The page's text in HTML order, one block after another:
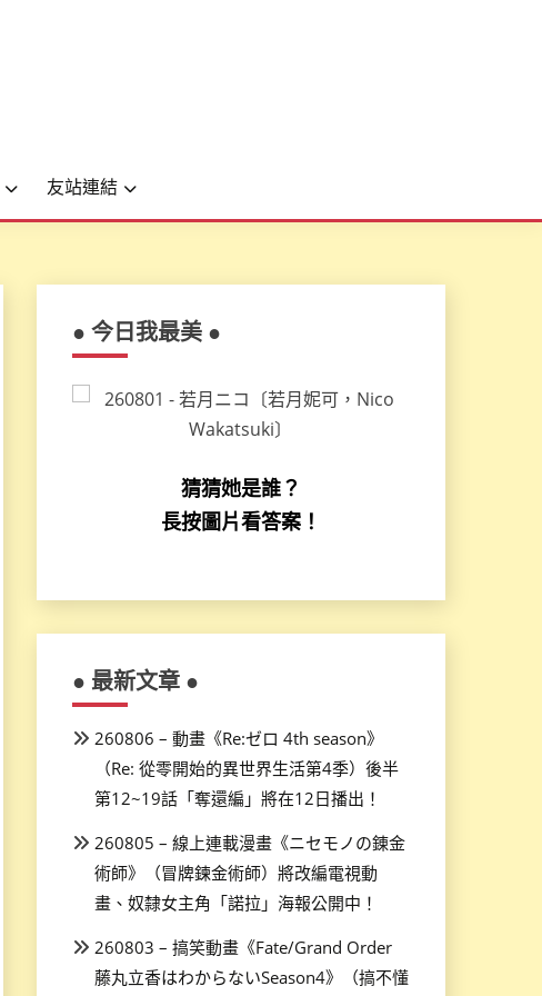
友站連結
● 今日我最美 ●
猜猜她是誰？
長按圖片看答案！
● 最新文章 ●
260806 – 動畫《Re:ゼロ 4th season》
（Re: 從零開始的異世界生活第4季）後半
第12~19話「奪還編」將在12日播出！
260805 – 線上連載漫畫《ニセモノの錬金
術師》（冒牌鍊金術師）將改編電視動
畫、奴隸女主角「諾拉」海報公開中！
260803 – 搞笑動畫《Fate/Grand Order
藤丸立香はわからないSeason4》（搞不懂